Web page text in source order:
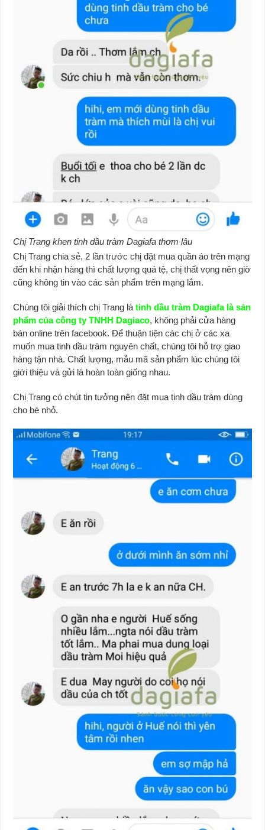
Chị Trang khen tinh dầu tràm Dagiafa thơm lâu
Chị Trang chia sẻ, 2 lần trước chị đặt mua quần áo trên mạng
đến khi nhận hàng thì chất lượng quá tệ, chị thất vọng nên giờ
cũng không tin vào các sản phẩm trên mạng lắm.
Chúng tôi giải thích chị Trang làtinh dầu tràm Dagiafa là sản
phẩm của công ty TNHH Dagiaco, không phải cửa hàng
bán online trên facebook. Để thuận tiện các chị ở các xa
muốn mua tinh dầu tràm nguyên chất, chúng tôi hỗ trợ giao
hàng tận nhà. Chất lượng, mẫu mã sản phẩm lúc chúng tôi
giới thiệu và gửi là hoàn toàn giống nhau.
Chị Trang có chút tin tưởng nên đặt mua tinh dầu tràm dùng
cho bé nhỏ.